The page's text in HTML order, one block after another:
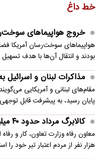
خط داغ
خروج هواپیماهای
هواپیماهای سوخت‌رسان آمریکا
بودند و انتقال آن‌ها با هدف
مذاکرات لبنان و
مقام‌های لبنانی و آمریکایی
پایان رسید، به پیشرفت قابل
کالابرگ مرداد حدود ۴۰‌ میلیون نفر شارژ شد
هزار نفر از مردم اعتبار تیر خود را